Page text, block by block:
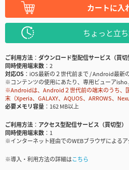
カートに入
ちょっと立
ご利用方法
ダウンロード型配信サービス（買切
同時使用端末数
2
対応OS
iOS最新の２世代前まで / Android最新
※コンテンツの使用にあたり、専用ビューア
※Androidは、Android２世代前の端末のうち、
末（Xperia、GALAXY、AQUOS、ARROWS、
必要メモリ容量
162 MB以上
ご利用方法
アクセス型配信サービス（買切型）
同時使用端末数
1
※インターネット経由でのWEBブラウザによるア
※導入・利用方法の詳細はこちら